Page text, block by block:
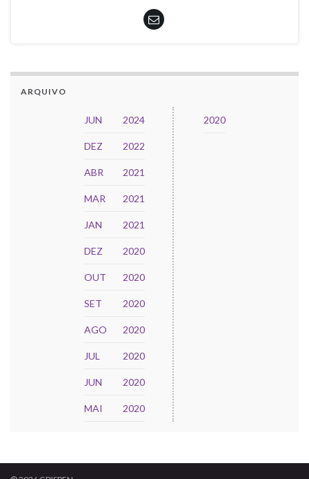
ARQUIVO
JUN 2024
DEZ 2022
ABR 2021
MAR 2021
JAN 2021
DEZ 2020
OUT 2020
SET 2020
AGO 2020
JUL 2020
JUN 2020
MAI 2020
2020